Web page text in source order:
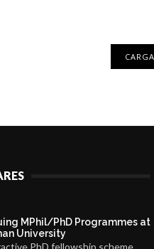
MPhil/PhD Programmes at
University
PhD fellowship scheme